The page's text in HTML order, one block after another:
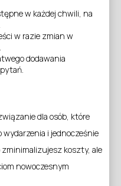
w każdej chwili, na
w razie zmian w
dodawania
dla osób, które
i jednocześnie
koszty, ale
nowoczesnym